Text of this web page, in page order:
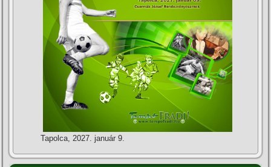
Tapolca, 2027. január 9.